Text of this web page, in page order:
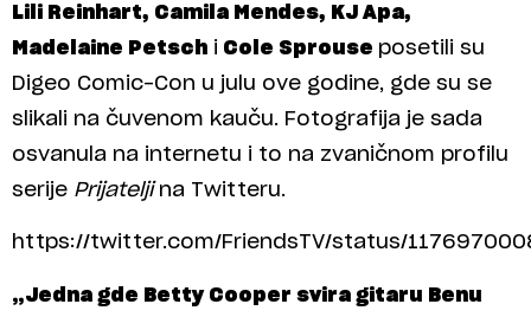
Lili Reinhart, Camila Mendes, KJ Apa,
Madelaine Petsch i Cole Sprouse posetili su
Digeo Comic-Con u julu ove godine, gde su se
slikali na čuvenom kauču. Fotografija je sada
osvanula na internetu i to na zvaničnom profilu
serije Prijateljina Twitteru.
https://twitter.com/FriendsTV/status/
„Jedna gde Betty Cooper svira gitaru Benu